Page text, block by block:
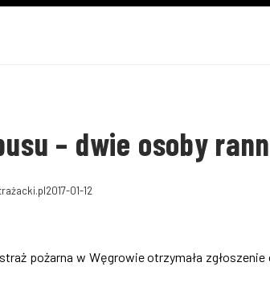
– dwie osoby
2017-01-12
pożarna w Węgrowie otrzymała